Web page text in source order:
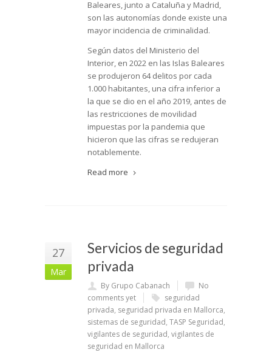
Baleares, junto a Cataluña y Madrid,
son las autonomías donde existe una
mayor incidencia de criminalidad.
Según datos del Ministerio del
Interior, en 2022 en las Islas Baleares
se produjeron 64 delitos por cada
1.000 habitantes, una cifra inferior a
la que se dio en el año 2019, antes de
las restricciones de movilidad
impuestas por la pandemia que
hicieron que las cifras se redujeran
notablemente.
Read more
27
Mar
Servicios de seguridad
privada
By Grupo Cabanach
No
comments yet
seguridad
privada, seguridad privada en Mallorca,
sistemas de seguridad, TASP Seguridad,
vigilantes de seguridad, vigilantes de
seguridad en Mallorca